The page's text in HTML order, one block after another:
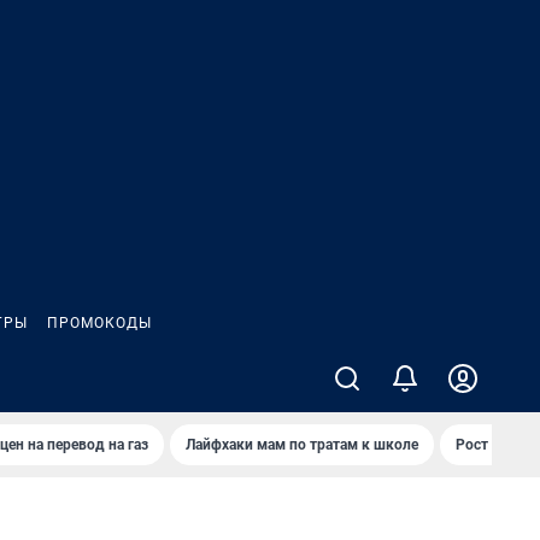
ПРОМОКОДЫ
на перевод на газ Лайфхаки мам по тратам к школе Рост цен на